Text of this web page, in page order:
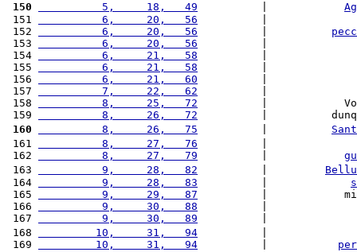
150
          5,     18,   49
151
          6,     20,   56
152
          6,     20,   56
153
          6,     20,   56
154
          6,     21,   58
155
          6,     21,   58
156
          6,     21,   60
157
          7,     22,   62
158
          8,     25,   72
|
159
          8,     26,   72
|
160
          8,     26,   75
161
          8,     27,   76
162
          8,     27,   79
163
          9,     28,   82
164
          9,     28,   83
165
          9,     29,   87
|
166
          9,     30,   88
167
          9,     30,   89
168
         10,     31,   94
169
         10,     31,   94